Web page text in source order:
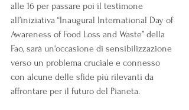
alle 16 per passare poi il testimone
all’iniziativa “Inaugural International Day of
Awareness of Food Loss and Waste” della
Fao, sarà un'occasione di sensibilizzazione
verso un problema cruciale e connesso
con alcune delle sfide più rilevanti da
affrontare per il futuro del Pianeta.